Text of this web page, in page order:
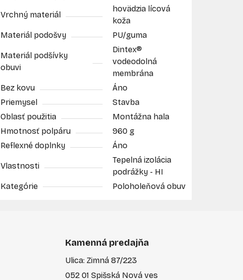
Vrchný materiál
hovädzia lícová
koža
Materiál podošvy
PU/guma
Materiál podšívky
obuvi
Dintex®
vodeodolná
membrána
Bez kovu
Áno
Priemysel
Stavba
Oblasť použitia
Montážna hala
Hmotnosť polpáru
960 g
Reflexné doplnky
Áno
Vlastnosti
Tepelná izolácia
podrážky - HI
Kategórie
Poloholeňová obuv
Kamenná predajňa
Ulica: Zimná 87/223
052 01 Spišská Nová ves